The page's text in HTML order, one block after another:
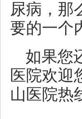
尿病，那
要的一个
如果您
医院欢迎
山医院热